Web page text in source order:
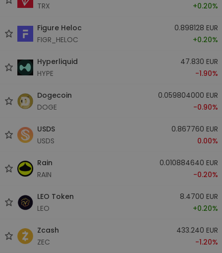
TRX
+0.20%
Figure Heloc
FIGR_HELOC
0.898128 EUR
+0.20%
Hyperliquid
HYPE
47.830 EUR
-1.90%
Dogecoin
DOGE
0.059804000 EUR
-0.90%
USDS
USDS
0.867760 EUR
0.00%
Rain
RAIN
0.010884640 EUR
-0.20%
LEO Token
LEO
8.4700 EUR
+0.20%
Zcash
ZEC
433.240 EUR
-1.20%